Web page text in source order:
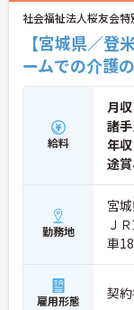
社会福祉法人桜友会
【宮城県／登
ームでの介護
給料
月収
諸
年収
途
勤務地
宮
Ｊ
車
雇用形態 契